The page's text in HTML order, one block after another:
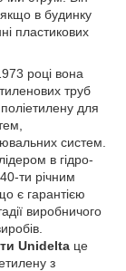
в будинку
пластикових
році вона
труб
поліетилену для
систем.
в гідро-
ти річним
є гарантією
виробничого
Unidelta це
з